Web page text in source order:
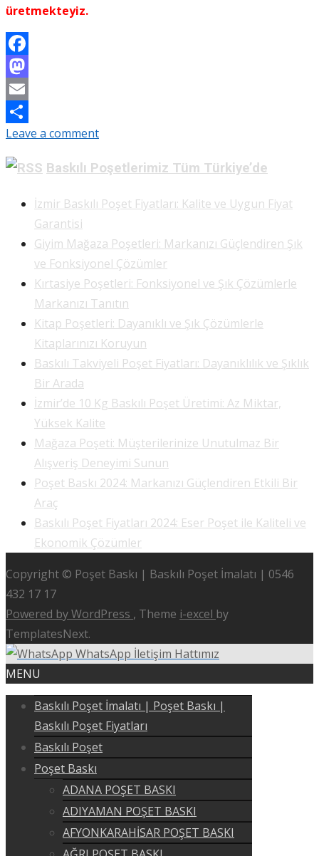
üretmekteyiz.
Facebook
Mastodon
Email
Share
Leave a comment
Baskılı Poşetlerimiz Tüm Türkiye’de
İzmir Baskılı Poşet Fiyatları: Kalite ve Uygun Fiyat
Garantisi
Giyim Mağaza Poşetleri: Markanızı Güçlendiren Şık
ve Fonksiyonel Çözümler
Kırtasiye Poşetleri: Fonksiyonel ve Şık Çözümlerle
Markanızı Tanıtın
Kitap Poşetleri: Dayanıklı ve Şık Çözümlerle
Kitaplarınızı Koruyun
Baskılı Takviyeli Poşet Fiyatları: Dayanıklılık ve Şıklık
Bir Arada
İzmir’de 10 Kg Baskılı Poşet Üretimi: Az Miktar,
Yüksek Kalite
Mağaza Poşeti: Müşterilerinize Unutulmaz Bir
Alışveriş Deneyimi Sunun
Poşet Baskı 2024: Markanızı Güçlendiren Etkili Bir
Araç
Baskılı Poşet Fiyatları 2024: Eser Poşet ile Kaliteli ve
Ekonomik Çözümler
Copyright © Poşet Baskı | Baskılı Poşet İmalatı | 0546
432 17 17
Powered by WordPress , Theme i-excel by
TemplatesNext.
WhatsApp İletişim Hattımız
MENU
Baskılı Poşet İmalatı | Poşet Baskı |
Baskılı Poşet Fiyatları
Baskılı Poşet
Poşet Baskı
ADANA POŞET BASKI
ADIYAMAN POŞET BASKI
AFYONKARAHİSAR POŞET BASKI